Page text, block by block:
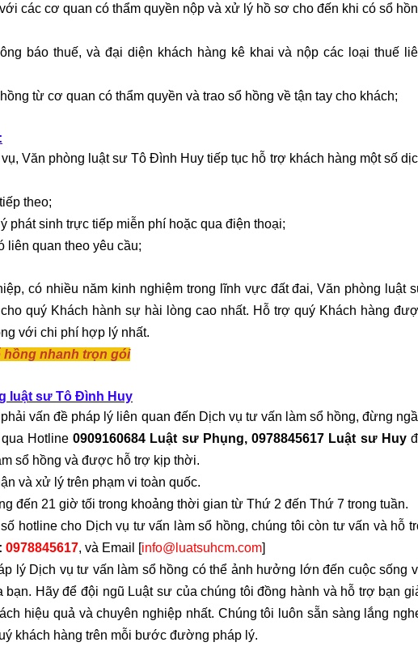
các cơ quan có thẩm quyền nộp và xử lý hồ sơ cho đến khi có sổ
báo thuế, và đại diện khách hàng kê khai và nộp các loại thuế
từ cơ quan có thẩm quyền và trao sổ hồng về tận tay cho khách;
Văn phòng luật sư Tô Đình Huy tiếp tục hỗ trợ khách hàng một số
theo;
phát sinh trực tiếp miễn phí hoặc qua điện thoại;
liên quan theo yêu cầu;
có nhiều năm kinh nghiệm trong lĩnh vực đất đai, Văn phòng luật
quý Khách hành sự hài lòng cao nhất. Hỗ trợ quý Khách hàng
với chi phí hợp lý nhất.
hồng nhanh trọn gói
luật sư Tô Đình Huy
vấn đề pháp lý liên quan đến Dịch vụ tư vấn làm sổ hồng, đừng
qua Hotline0909160684 Luật sư Phụng, 0978845617 Luật sư Huy
sổ hồng và được hỗ trợ kịp thời.
và xử lý trên phạm vi toàn quốc.
đến 21 giờ tối trong khoảng thời gian từ Thứ 2 đến Thứ 7 trong tuần.
hotline cho Dịch vụ tư vấn làm sổ hồng, chúng tôi còn tư vấn và hỗ
0978845617, và Email [info@luatsuhcm.com]
lý Dịch vụ tư vấn làm sổ hồng có thể ảnh hưởng lớn đến cuộc sống
Hãy để đội ngũ Luật sư của chúng tôi đồng hành và hỗ trợ bạn
hiệu quả và chuyên nghiệp nhất. Chúng tôi luôn sẵn sàng lắng
khách hàng trên mỗi bước đường pháp lý.